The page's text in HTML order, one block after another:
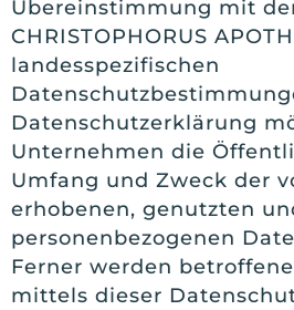
Übereinstimmung mit
CHRISTOPHORUS
landesspezifischen
Datenschutzerklärung
Unternehmen die
Umfang und Zweck der
erhobenen, genutzten
personenbezogenen
Ferner werden
mittels dieser